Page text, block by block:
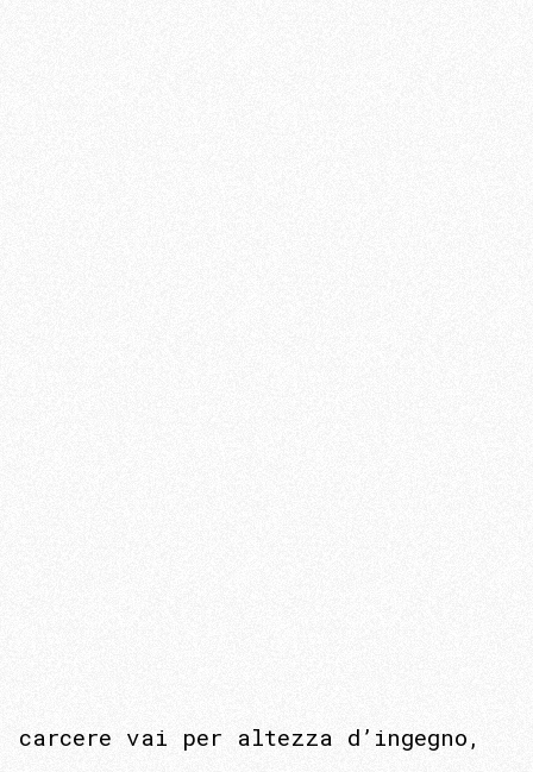
carcere vai per altezza d’ingegno,